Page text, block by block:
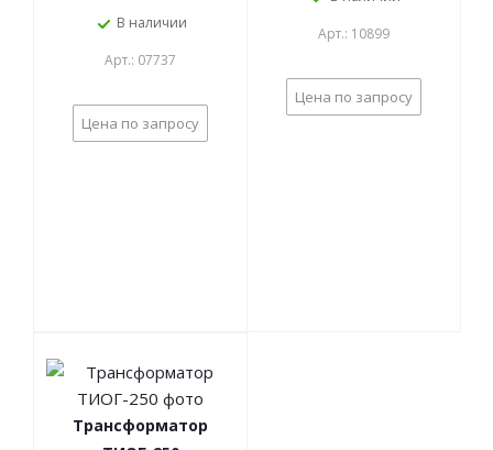
В наличии
Арт.: 07737
Цена по запросу
Арт.: 10899
Цена по запросу
Трансформатор